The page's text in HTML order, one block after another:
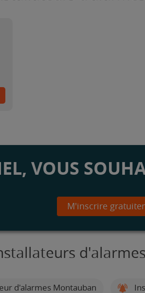
VOUS
M'inscrire
d'alarmes Montauban